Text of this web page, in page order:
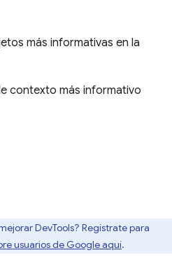
más informativas en la
contexto más informativo
DevTools? Regístrate para
usuarios de Google aquí.